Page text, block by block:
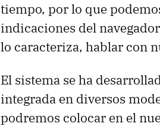
tiempo, por lo que
indicaciones del navegador
lo caracteriza, hablar con
El sistema se ha
integrada en diversos
podremos colocar en el